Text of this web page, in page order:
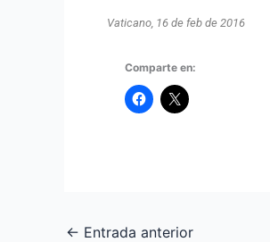
Vaticano, 16 de feb de 2016
Comparte en:
← Entrada anterior